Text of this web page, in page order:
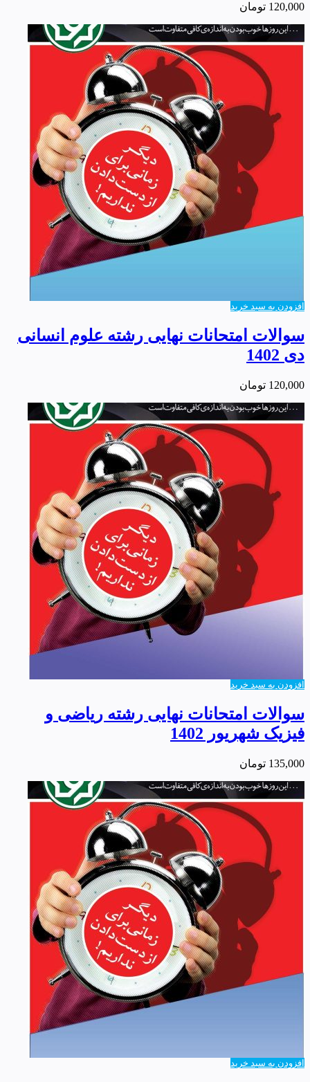
120,000 تومان
افزودن به سبد خرید
سوالات امتحانات نهایی رشته علوم انسانی
دی 1402
120,000 تومان
افزودن به سبد خرید
سوالات امتحانات نهایی رشته ریاضی و
فیزیک شهریور 1402
135,000 تومان
افزودن به سبد خرید